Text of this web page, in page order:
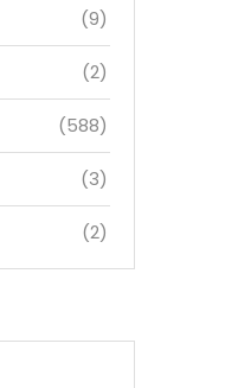
(9)
(2)
(588)
(3)
(2)